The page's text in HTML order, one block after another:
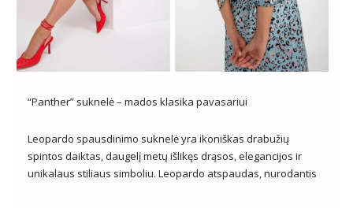
“Panther” suknelė – mados klasika pavasariui
Leopardo spausdinimo suknelė yra ikoniškas drabužių
spintos daiktas, daugelį metų išlikęs drąsos, elegancijos ir
unikalaus stiliaus simboliu. Leopardo atspaudas, nurodantis